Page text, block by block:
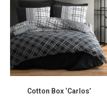
Cotton Box ‘Carlos’